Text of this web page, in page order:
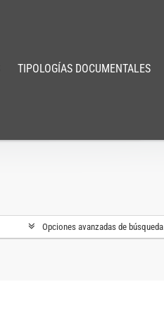
TIPOLOGÍAS DOCUMENTALES
Opciones avanzadas de búsqueda